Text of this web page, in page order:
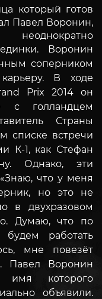
который готов
Павел Воронин,
Воронин
соперником
В ходе
Prix 2014 он
с голландцем
Страны
списке встречи
К-1, как Стефан
Однако, эти
«Знаю, что у меня
но это не
в двухразовом
Думаю, что по
работать
мне повезёт
Павел Воронин
имя которого
объявили.